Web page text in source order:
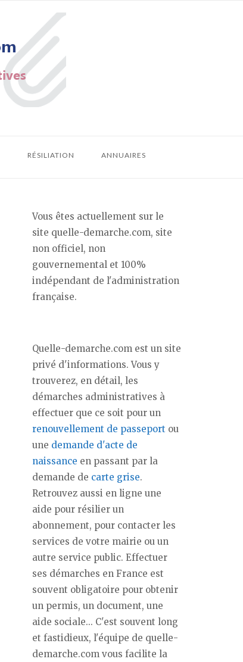
RÉSILIATION ANNUAIRES
Vous êtes actuellement sur le
site quelle-demarche.com, site
non officiel, non
gouvernemental et 100%
indépendant de l'administration
française.
Quelle-demarche.com est un site
privé d'informations. Vous y
trouverez, en détail, les
démarches administratives à
effectuer que ce soit pour un
renouvellement de passeport ou
une demande d'acte de
naissance en passant par la
demande de carte grise.
Retrouvez aussi en ligne une
aide pour résilier un
abonnement, pour contacter les
services de votre mairie ou un
autre service public. Effectuer
ses démarches en France est
souvent obligatoire pour obtenir
un permis, un document, une
aide sociale... C'est souvent long
et fastidieux, l'équipe de quelle-
demarche.com vous facilite la